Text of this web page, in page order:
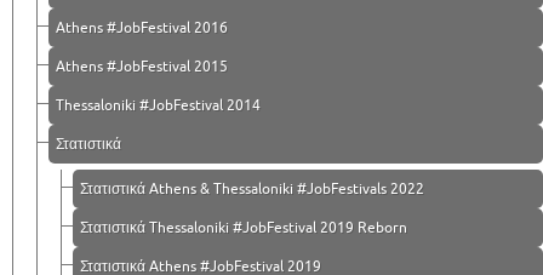
Athens #JobFestival 2016
Athens #JobFestival 2015
Thessaloniki #JobFestival 2014
Στατιστικά
Στατιστικά Athens & Thessaloniki #JobFestivals 2022
Στατιστικά Thessaloniki #JobFestival 2019 Reborn
Στατιστικά Athens #JobFestival 2019